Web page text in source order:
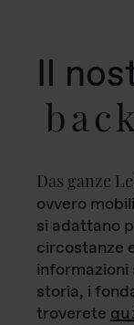
Il
Das ganze
ovvero
si adattano
circostanze
informazioni
storia, i
troverete